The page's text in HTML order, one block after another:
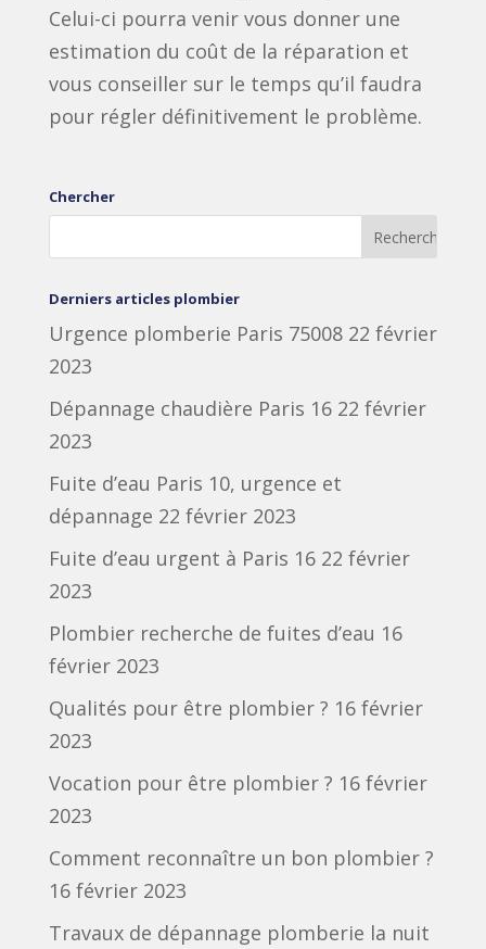
Celui-ci pourra venir vous donner une
estimation du coût de la réparation et
vous conseiller sur le temps qu’il faudra
pour régler définitivement le problème.
Chercher
Derniers articles plombier
Urgence plomberie Paris 75008 22 février
2023
Dépannage chaudière Paris 16 22 février
2023
Fuite d’eau Paris 10, urgence et
dépannage 22 février 2023
Fuite d’eau urgent à Paris 16 22 février
2023
Plombier recherche de fuites d’eau 16
février 2023
Qualités pour être plombier ? 16 février
2023
Vocation pour être plombier ? 16 février
2023
Comment reconnaître un bon plombier ?
16 février 2023
Travaux de dépannage plomberie la nuit